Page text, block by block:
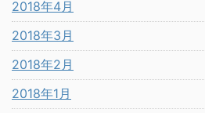
2018年4月
2018年3月
2018年2月
2018年1月